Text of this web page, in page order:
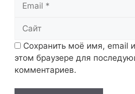
Сохранить моё имя, email
этом браузере для
комментариев.